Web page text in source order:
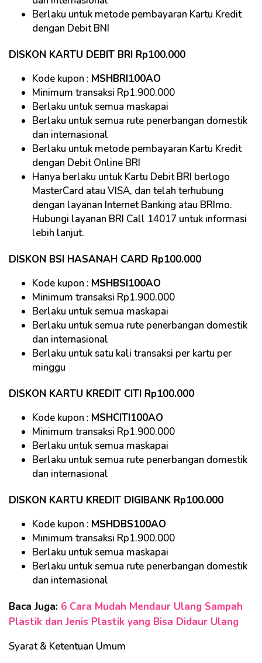
Berlaku untuk metode pembayaran Kartu Kredit
dengan Debit BNI
DISKON KARTU DEBIT BRI Rp100.000
Kode kupon : MSHBRI100AO
Minimum transaksi Rp1.900.000
Berlaku untuk semua maskapai
Berlaku untuk semua rute penerbangan domestik
dan internasional
Berlaku untuk metode pembayaran Kartu Kredit
dengan Debit Online BRI
Hanya berlaku untuk Kartu Debit BRI berlogo
MasterCard atau VISA, dan telah terhubung
dengan layanan Internet Banking atau BRImo.
Hubungi layanan BRI Call 14017 untuk informasi
lebih lanjut.
DISKON BSI HASANAH CARD Rp100.000
Kode kupon : MSHBSI100AO
Minimum transaksi Rp1.900.000
Berlaku untuk semua maskapai
Berlaku untuk semua rute penerbangan domestik
dan internasional
Berlaku untuk satu kali transaksi per kartu per
minggu
DISKON KARTU KREDIT CITI Rp100.000
Kode kupon : MSHCITI100AO
Minimum transaksi Rp1.900.000
Berlaku untuk semua maskapai
Berlaku untuk semua rute penerbangan domestik
dan internasional
DISKON KARTU KREDIT DIGIBANK Rp100.000
Kode kupon : MSHDBS100AO
Minimum transaksi Rp1.900.000
Berlaku untuk semua maskapai
Berlaku untuk semua rute penerbangan domestik
dan internasional
Baca Juga: 6 Cara Mudah Mendaur Ulang Sampah
Plastik dan Jenis Plastik yang Bisa Didaur Ulang
Syarat & Ketentuan Umum